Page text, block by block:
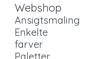
Webshop
Ansigtsmaling
Enkelte
farver
Paletter